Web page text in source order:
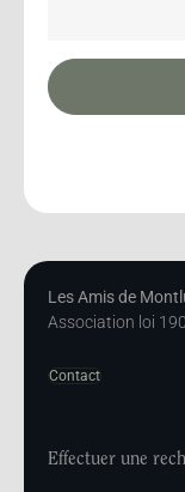
Les Amis de
Association loi
Contact
Effectuer une